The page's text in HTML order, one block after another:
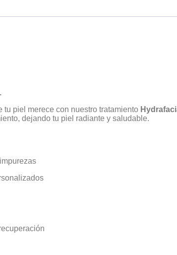
piel merece con nuestro tratamiento
dejando tu piel radiante y saludable.